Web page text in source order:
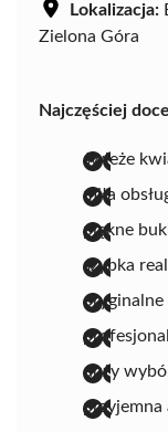
Lokalizacja:
Zielona Góra
Najczęściej
świeże
miła
piękne
szybka
oryginalne
duży
przyjemna